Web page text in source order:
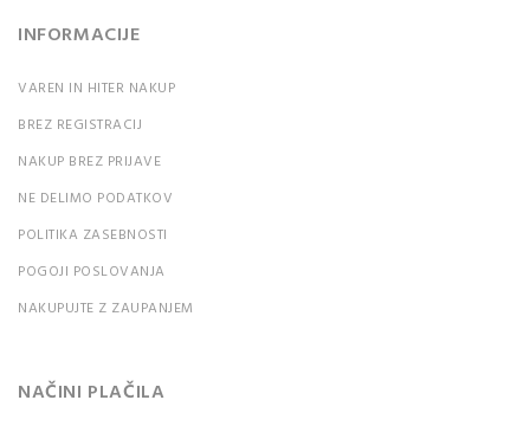
INFORMACIJE
VAREN IN HITER NAKUP
BREZ REGISTRACIJ
NAKUP BREZ PRIJAVE
NE DELIMO PODATKOV
POLITIKA ZASEBNOSTI
POGOJI POSLOVANJA
NAKUPUJTE Z ZAUPANJEM
NAČINI PLAČILA